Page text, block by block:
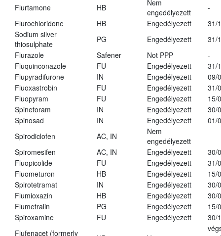
Flurtamone
HB
Nem
engedélyezett
-
Flurochloridone
HB Engedélyezett
31/
Sodium silver
thiosulphate
PG Engedélyezett
31/
Flurazole
Safener Not PPP
-
Fluquinconazole
FU Engedélyezett
31/
Flupyradifurone
IN Engedélyezett
09/
Fluoxastrobin
FU Engedélyezett
31/
Fluopyram
FU Engedélyezett
15/
Spinetoram
IN Engedélyezett
30/
Spinosad
IN Engedélyezett
01/
Spirodiclofen
AC, IN
Nem
engedélyezett
Spiromesifen
AC, IN Engedélyezett
30/
Fluopicolide
FU Engedélyezett
31/
Fluometuron
HB Engedélyezett
15/
Spirotetramat
IN Engedélyezett
30/
Flumioxazin
HB Engedélyezett
30/
Flumetralin
PG Engedélyezett
15/
Spiroxamine
FU Engedélyezett
30/
Flufenacet (formerly